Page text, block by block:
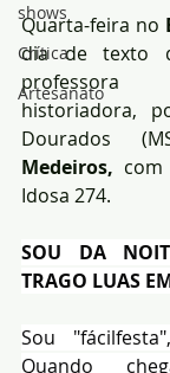
shows
Crítica
Artesanato
Quarta-feira no
dia de texto
historiadora,
Dourados
Medeiros,
Idosa 274.
SOU DA
TRAGO LUAS
Sou
Quando